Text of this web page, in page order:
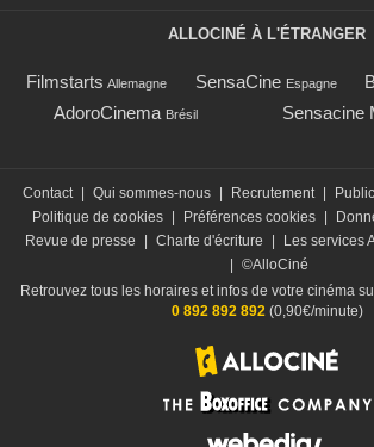
ALLOCINÉ À L'ÉTRANGER
Filmstarts Allemagne SensaCine Espagne
AdoroCinema Brésil Sensacine
Contact | Qui sommes-nous | Recrutement |
Politique de cookies | Préférences cookies |
Revue de presse
| Charte d'écriture | Les services
| ©AlloCiné
Retrouvez tous les horaires et infos de votre cinéma
0 892 892 892 (0,90€/minute)